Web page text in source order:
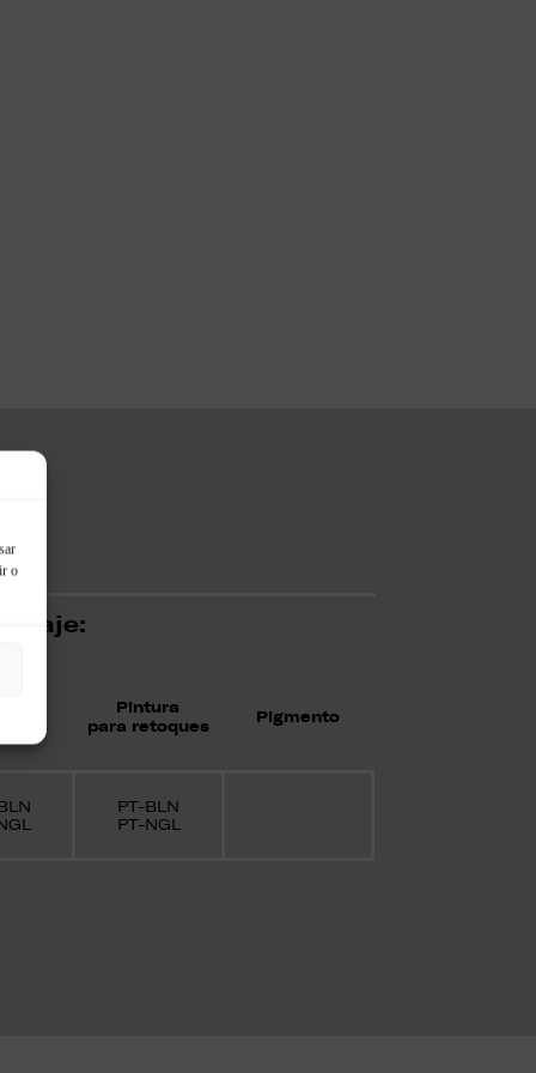
o
Pintura
para retoques
Pigmento
PT-BLN
PT-NGL